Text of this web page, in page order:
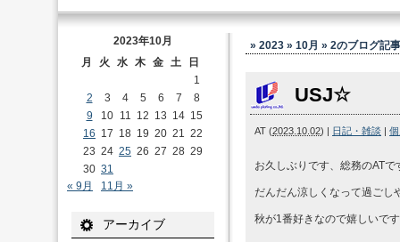
» 2023 » 10月 » 2のブログ記事
USJ☆
AT (2023.10.02) | 日記・雑談 |
お久しぶりです、総務のATで
だんだん涼しくなって過ごし
秋が1番好きなので嬉しいで
2023年10月
月
火 水 木 金 土
日
1
2
3 4 5 6 7
8
9
10 11 12 13 14 15
16 17 18 19 20 21 22
23 24 25 26 27 28 29
30 31
« 9月
11月 »
アーカイブ